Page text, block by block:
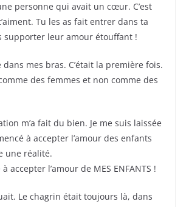
personne qui avait un cœur. C’est
Tu les as fait entrer dans ta
supporter leur amour étouffant !
dans mes bras. C’était la première fois.
des femmes et non comme des
m’a fait du bien. Je me suis laissée
à accepter l’amour des enfants
une réalité.
à accepter l’amour de MES ENFANTS !
Le chagrin était toujours là, dans